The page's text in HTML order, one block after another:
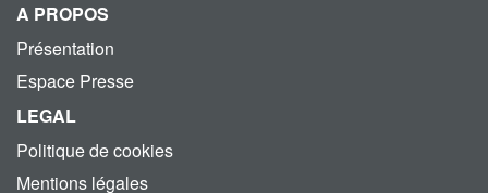
A PROPOS
Présentation
Espace Presse
LEGAL
Politique de cookies
Mentions légales